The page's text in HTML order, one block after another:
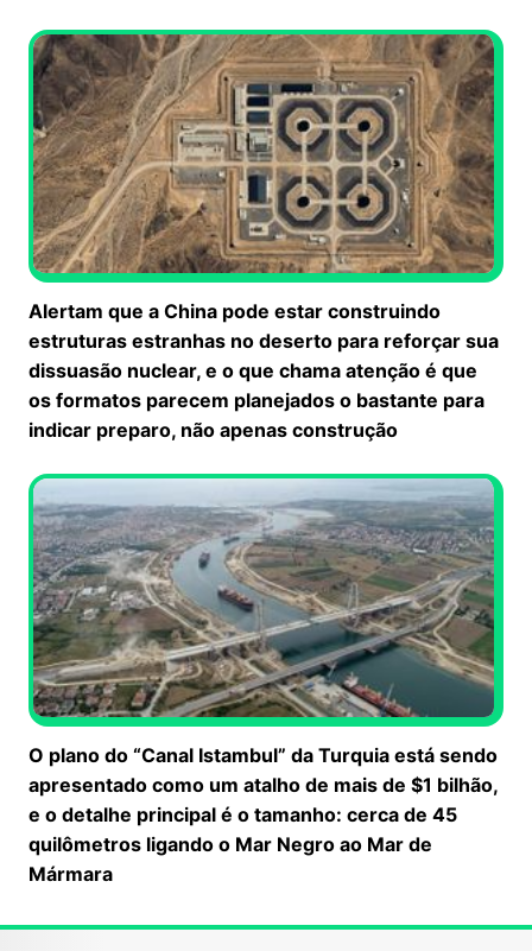
Alertam que a China pode estar construindo
estruturas estranhas no deserto para reforçar sua
dissuasão nuclear, e o que chama atenção é que
os formatos parecem planejados o bastante para
indicar preparo, não apenas construção
O plano do “Canal Istambul” da Turquia está sendo
apresentado como um atalho de mais de $1 bilhão,
e o detalhe principal é o tamanho: cerca de 45
quilômetros ligando o Mar Negro ao Mar de
Mármara